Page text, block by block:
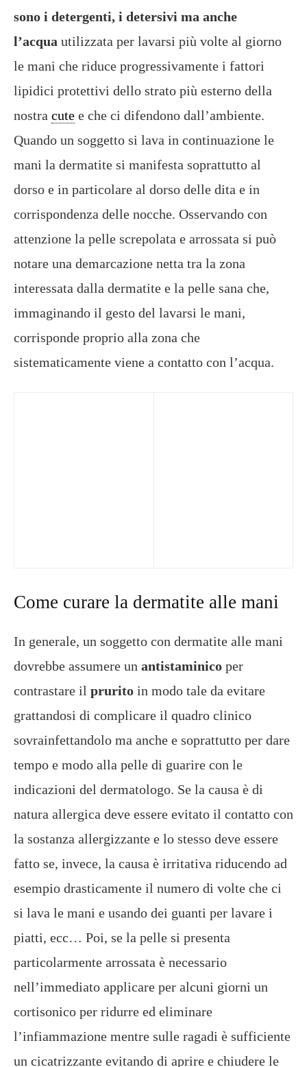
sono i detergenti, i detersivi ma anche
l’acqua utilizzata per lavarsi più volte al giorno
le mani che riduce progressivamente i fattori
lipidici protettivi dello strato più esterno della
nostra cute e che ci difendono dall’ambiente.
Quando un soggetto si lava in continuazione le
mani la dermatite si manifesta soprattutto al
dorso e in particolare al dorso delle dita e in
corrispondenza delle nocche. Osservando con
attenzione la pelle screpolata e arrossata si può
notare una demarcazione netta tra la zona
interessata dalla dermatite e la pelle sana che,
immaginando il gesto del lavarsi le mani,
corrisponde proprio alla zona che
sistematicamente viene a contatto con l’acqua.
Come curare la dermatite alle mani
In generale, un soggetto con dermatite alle mani
dovrebbe assumere un antistaminico per
contrastare il prurito in modo tale da evitare
grattandosi di complicare il quadro clinico
sovrainfettandolo ma anche e soprattutto per dare
tempo e modo alla pelle di guarire con le
indicazioni del dermatologo. Se la causa è di
natura allergica deve essere evitato il contatto con
la sostanza allergizzante e lo stesso deve essere
fatto se, invece, la causa è irritativa riducendo ad
esempio drasticamente il numero di volte che ci
si lava le mani e usando dei guanti per lavare i
piatti, ecc… Poi, se la pelle si presenta
particolarmente arrossata è necessario
nell’immediato applicare per alcuni giorni un
cortisonico per ridurre ed eliminare
l’infiammazione mentre sulle ragadi è sufficiente
un cicatrizzante evitando di aprire e chiudere le